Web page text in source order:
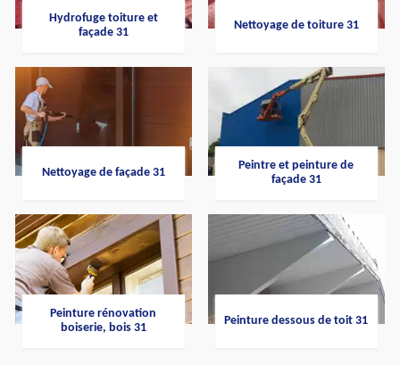
Hydrofuge toiture et
façade 31
Nettoyage de toiture 31
Nettoyage de façade 31
Peintre et peinture de
façade 31
Peinture rénovation
boiserie, bois 31
Peinture dessous de toit 31